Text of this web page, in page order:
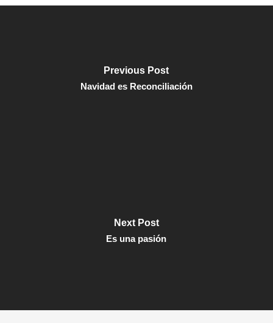
Previous Post
Navidad es Reconciliación
Next Post
Es una pasión